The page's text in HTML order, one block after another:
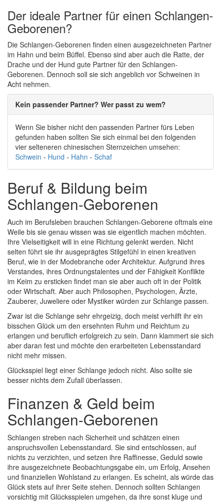
Der ideale Partner für einen Schlangen-
Geborenen?
Die Schlangen-Geborenen finden einen ausgezeichneten Partner
im Hahn und beim Büffel. Ebenso sind aber auch die Ratte, der
Drache und der Hund gute Partner für den Schlangen-
Geborenen. Dennoch soll sie sich angeblich vor Schweinen in
Acht nehmen.
Kein passender Partner? Wer passt zu wem?
Wenn Sie bisher nicht den passenden Partner fürs Leben
gefunden haben sollten Sie sich einmal bei den folgenden
vier selteneren chinesischen Sternzeichen umsehen:
Schwein - Hund - Hahn - Schaf
Beruf & Bildung beim
Schlangen-Geborenen
Auch im Berufsleben brauchen Schlangen-Geborene oftmals eine
Weile bis sie genau wissen was sie eigentlich machen möchten.
Ihre Vielseitigkeit will in eine Richtung gelenkt werden. Nicht
selten führt sie ihr ausgeprägtes Stilgefühl in einen kreativen
Beruf, wie in der Modebranche oder Architektur. Aufgrund ihres
Verstandes, ihres Ordnungstalentes und der Fähigkeit Konflikte
im Keim zu ersticken findet man sie aber auch oft in der Politik
oder Wirtschaft. Aber auch Philosophen, Psychologen, Ärzte,
Zauberer, Juweliere oder Mystiker würden zur Schlange passen.
Zwar ist die Schlange sehr ehrgeizig, doch meist verhilft ihr ein
bisschen Glück um den ersehnten Ruhm und Reichtum zu
erlangen und beruflich erfolgreich zu sein. Dann klammert sie sich
aber daran fest und möchte den erarbeiteten Lebensstandard
nicht mehr missen.
Glücksspiel liegt einer Schlange jedoch nicht. Also sollte sie
besser nichts dem Zufall überlassen.
Finanzen & Geld beim
Schlangen-Geborenen
Schlangen streben nach Sicherheit und schätzen einen
anspruchsvollen Lebensstandard. Sie sind entschlossen, auf
nichts zu verzichten, und setzen ihre Raffinesse, Geduld sowie
ihre ausgezeichnete Beobachtungsgabe ein, um Erfolg, Ansehen
und finanziellen Wohlstand zu erlangen. Es scheint, als würde das
Glück stets auf ihrer Seite stehen. Dennoch sollten Schlangen
vorsichtig mit Glücksspielen umgehen, da ihre sonst kluge und